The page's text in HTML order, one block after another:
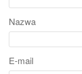
Nazwa
E-mail